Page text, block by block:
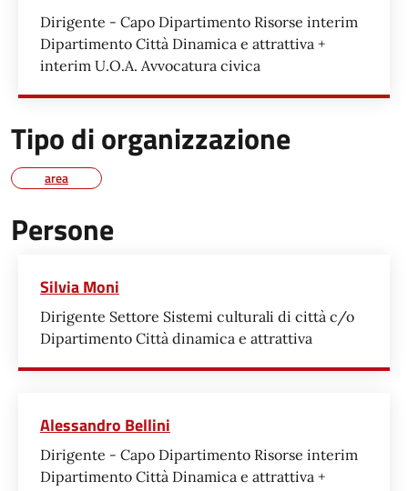
Dirigente - Capo Dipartimento Risorse interim
Dipartimento Città Dinamica e attrattiva +
interim U.O.A. Avvocatura civica
Tipo di organizzazione
area
Persone
Silvia Moni
Dirigente Settore Sistemi culturali di città c/o
Dipartimento Città dinamica e attrattiva
Alessandro Bellini
Dirigente - Capo Dipartimento Risorse interim
Dipartimento Città Dinamica e attrattiva +